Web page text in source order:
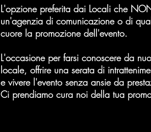
L'opzione preferita dai Locali che
un'agenzia di comunicazione o di
cuore la promozione dell'evento.
L'occasione per farsi conoscere da
locale, offrire una serata di
e vivere l'evento senza ansie da
Ci prendiamo cura noi della tua